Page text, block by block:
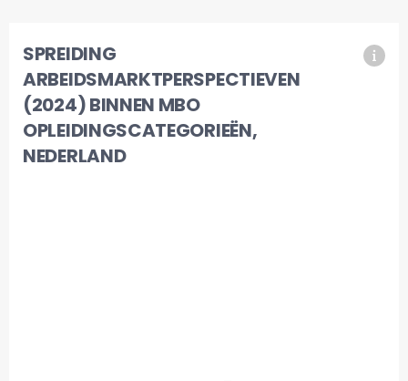
SPREIDING
ARBEIDSMARKTPERSPECTIEVEN
(2024) BINNEN MBO
OPLEIDINGSCATEGORIEËN,
NEDERLAND